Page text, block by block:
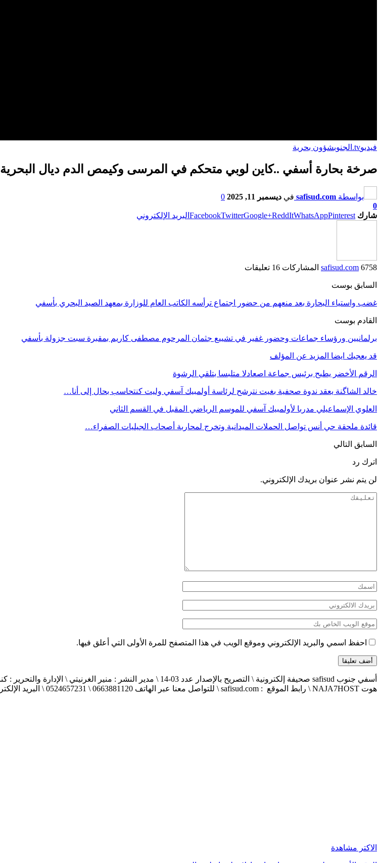
فيديوtv.الجنوب شؤون بحرية
صرخة بحارة أسفي ..كاين لوبي متحكم في المرسى وكيمص الدم ديال البحرية
بواسطة safisud.com في ديسمبر 11, 2025
0
0
شارك
FacebookTwitterGoogle+ReddItWhatsAppPinterest البريد الإلكتروني
safisud.com 6758 المشاركات 16 تعليقات
السابق بوست
غضب واستياء البحارة بعد منعهم من حضور اجتماع ترأسه الكاتب العام للوزارة بمعهد الصيد البحري بأسفي
القادم بوست
برلمانيين ورؤساء جماعات وحضور غفير في تشييع جثمان المرحوم مصطفى كاريم بمقبرة سبت جزولة بأسفي
قد يعجبك ايضا المزيد عن المؤلف
الرقم الأخضر يطيح برئيس جماعة اصعادلا متلبسا بتلقي الرشوة
خالد الشاگنة يعقد ندوة صحفية بغيت نترشح لرئاسة أولمبيك آسفي وليت كنتحاسب بحال إلى أنا…
العلوي الإسماعيلي مدربا لأولمبيك آسفي للموسم الرياضي المقبل في القسم الثاني
قائدة ملحقة حي أنس تواصل الحملات الميدانية وتخرج لمحاربة أصحاب الجيليات الصفراء…
السابق التالي
اترك رد
لن يتم نشر عنوان بريدك الإلكتروني.
احفظ اسمي والبريد الإلكتروني وموقع الويب في هذا المتصفح للمرة الأولى التي أعلق فيها.
هوت NAJA7HOST \ رابط الموقع : safisud.com \ للتواصل معنا عبر الهاتف 0663881120 \ 0524657231 \ البريد الإلكتروني : safisud2014@gmail.com
الاكتر مشاهدة